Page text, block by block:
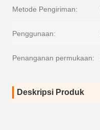
Metode Pengiriman:
Penggunaan:
Penanganan permukaan:
Deskripsi Produk